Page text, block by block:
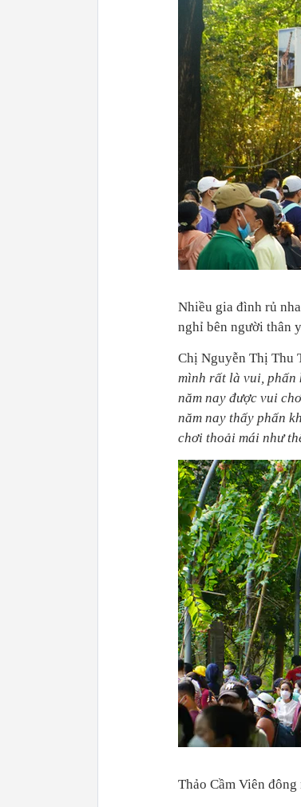
Nhiều gia đình rủ
nghỉ bên người thân
Chị Nguyễn Thị Thu
mình rất là vui, phấn
năm nay được vui
năm nay thấy phấn
chơi thoải mái như
Thảo Cầm Viên đông